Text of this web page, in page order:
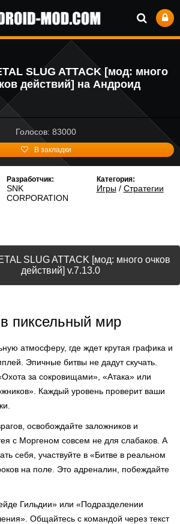
SLUG ATTACK [мод: много
действий] на Андроид
Голосов: 83000
В закладки
Разработчик:
SNK
CORPORATION
Категория:
Игры/ Стратегии
SLUG ATTACK [мод: много очков
действий] v.7.13.0
пиксельный мир
атмосферу, где ждет крутая графика и
Эпичные битвы не дадут скучать.
за сокровищами», «Атака» или
Каждый уровень проверит ваши
освобождайте заложников и
с Моргеном совсем не для слабаков. А
себя, участвуйте в «Битве в реальном
на поле. Это адреналин, побеждайте
Гильдии» или «Подразделении
Общайтесь с командой через текст